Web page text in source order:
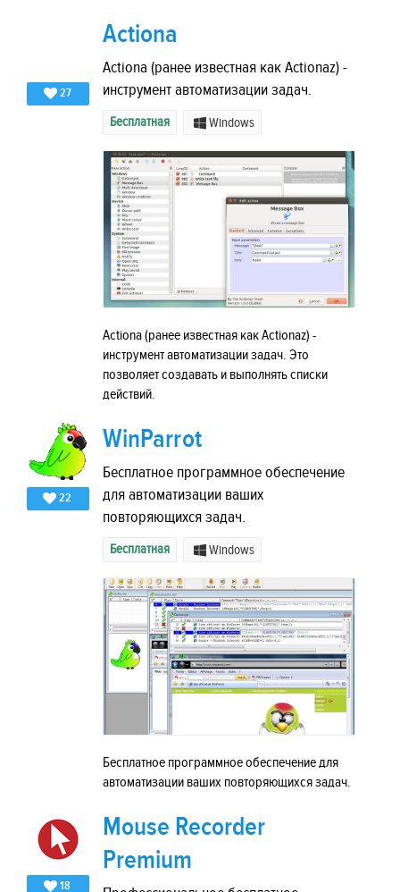
27
Actiona
Actiona (ранее известная как Actionaz) -
инструмент автоматизации задач.
Бесплатная Windows
Actiona (ранее известная как Actionaz) -
инструмент автоматизации задач. Это
позволяет создавать и выполнять списки
действий.
22
WinParrot
Бесплатное программное обеспечение
для автоматизации ваших
повторяющихся задач.
Бесплатная Windows
Бесплатное программное обеспечение для
автоматизации ваших повторяющихся задач.
18
Mouse Recorder
Premium